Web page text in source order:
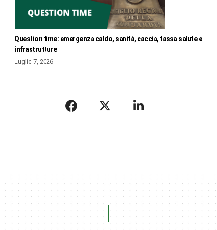
Question time: emergenza caldo, sanità, caccia, tassa salute e
infrastrutture
Luglio 7, 2026